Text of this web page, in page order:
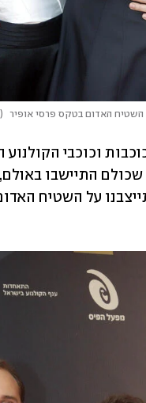
השטיח האדום בטקס פרסי אופיר (